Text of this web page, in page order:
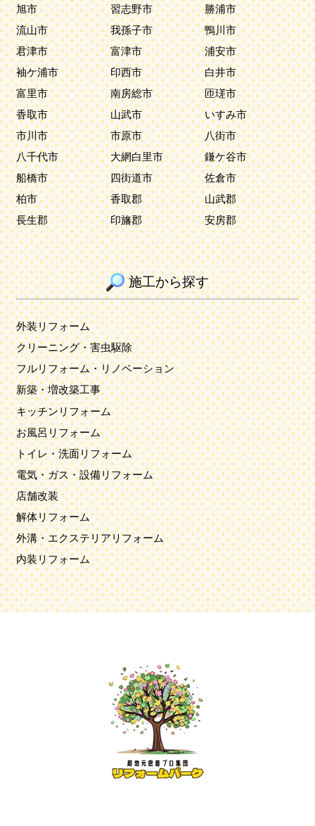
旭市
習志野市
勝浦市
流山市
我孫子市
鴨川市
君津市
富津市
浦安市
袖ケ浦市
印西市
白井市
富里市
南房総市
匝瑳市
香取市
山武市
いすみ市
市川市
市原市
八街市
八千代市
大網白里市
鎌ケ谷市
船橋市
四街道市
佐倉市
柏市
香取郡
山武郡
長生郡
印旛郡 安房郡
施工から探す
外装リフォーム
クリーニング・害虫駆除
フルリフォーム・リノベーション
新築・増改築工事
キッチンリフォーム
お風呂リフォーム
トイレ・洗面リフォーム
電気・ガス・設備リフォーム
店舗改装
解体リフォーム
外溝・エクステリアリフォーム
内装リフォーム